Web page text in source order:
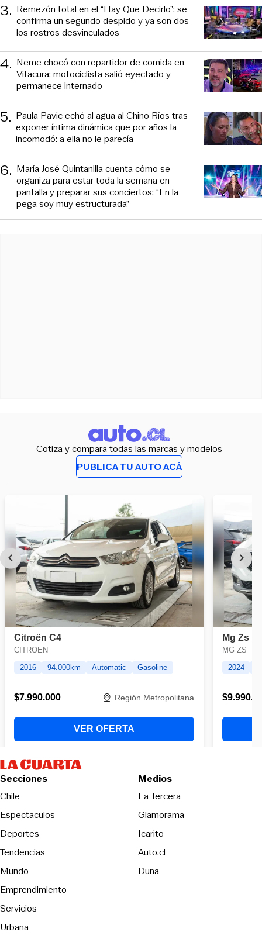
3. Remezón total en el “Hay Que Decirlo”: se
confirma un segundo despido y ya son dos
los rostros desvinculados
4. Neme chocó con repartidor de comida en
Vitacura: motociclista salió eyectado y
permanece internado
5. Paula Pavic echó al agua al Chino Ríos tras
exponer íntima dinámica que por años la
incomodó: a ella no le parecía
6. María José Quintanilla cuenta cómo se
organiza para estar toda la semana en
pantalla y preparar sus conciertos: “En la
pega soy muy estructurada”
Cotiza y compara todas las marcas y modelos
PUBLICA TU AUTO ACÁ
Secciones
Chile
Espectaculos
Deportes
Tendencias
Mundo
Emprendimiento
Servicios
Urbana
Medios
La TerceraOpens in new
Glamorama
Icarito
Auto.cl
DunaOpens in new window